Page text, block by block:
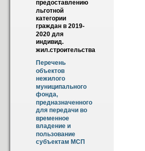
предоставлению
льготной
категории
граждан в 2019-
2020 для
индивид.
жил.строительства
Перечень
объектов
нежилого
муниципального
фонда,
предназначенного
для передачи во
временное
владение и
пользование
субъектам МСП